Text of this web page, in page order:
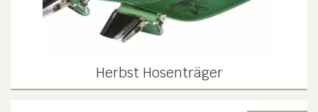
Herbst Hosenträger